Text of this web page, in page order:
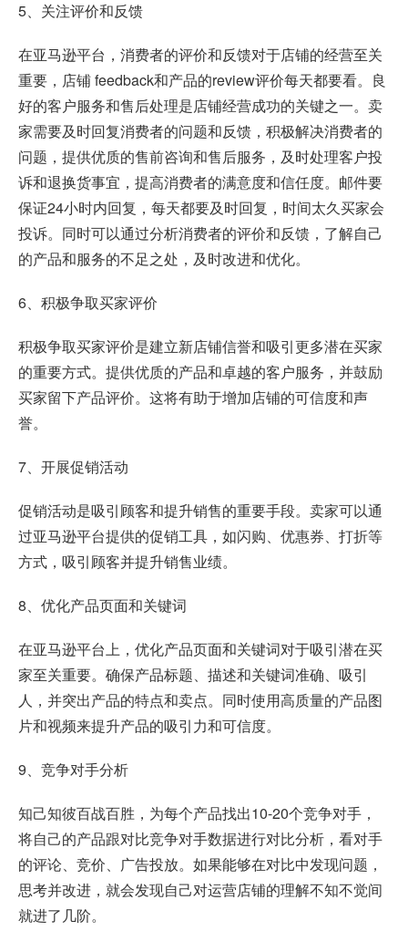
5、关注评价和反馈
在亚马逊平台，消费者的评价和反馈对于店铺的经营至关
重要，店铺 feedback和产品的review评价每天都要看。良
好的客户服务和售后处理是店铺经营成功的关键之一。卖
家需要及时回复消费者的问题和反馈，积极解决消费者的
问题，提供优质的售前咨询和售后服务，及时处理客户投
诉和退换货事宜，提高消费者的满意度和信任度。邮件要
保证24小时内回复，每天都要及时回复，时间太久买家会
投诉。同时可以通过分析消费者的评价和反馈，了解自己
的产品和服务的不足之处，及时改进和优化。
6、积极争取买家评价
积极争取买家评价是建立新店铺信誉和吸引更多潜在买家
的重要方式。提供优质的产品和卓越的客户服务，并鼓励
买家留下产品评价。这将有助于增加店铺的可信度和声
誉。
7、开展促销活动
促销活动是吸引顾客和提升销售的重要手段。卖家可以通
过亚马逊平台提供的促销工具，如闪购、优惠券、打折等
方式，吸引顾客并提升销售业绩。
8、优化产品页面和关键词
在亚马逊平台上，优化产品页面和关键词对于吸引潜在买
家至关重要。确保产品标题、描述和关键词准确、吸引
人，并突出产品的特点和卖点。同时使用高质量的产品图
片和视频来提升产品的吸引力和可信度。
9、竞争对手分析
知己知彼百战百胜，为每个产品找出10-20个竞争对手，
将自己的产品跟对比竞争对手数据进行对比分析，看对手
的评论、竞价、广告投放。如果能够在对比中发现问题，
思考并改进，就会发现自己对运营店铺的理解不知不觉间
就进了几阶。